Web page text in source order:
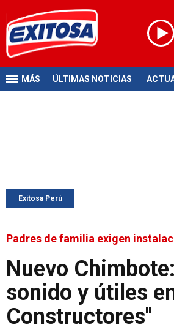
MÁS ÚLTIMAS NOTICIAS
Exitosa Perú
Padres de familia exigen
Nuevo
sonido y útiles
Constructores"